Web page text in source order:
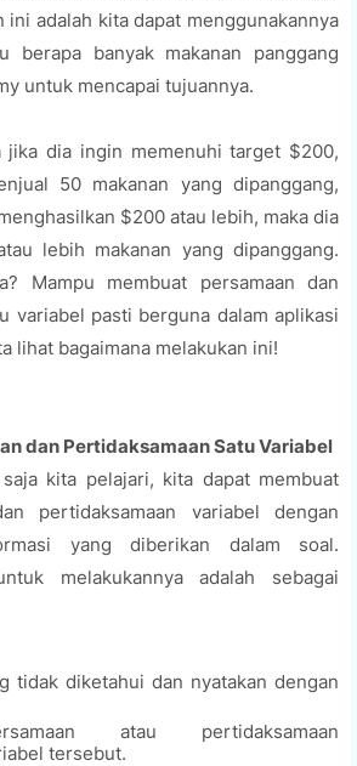
ini adalah kita dapat menggunakannya
berapa banyak makanan panggang
untuk mencapai tujuannya.
jika dia ingin memenuhi target $200,
50 makanan yang dipanggang,
$200 atau lebih, maka dia
lebih makanan yang dipanggang.
Mampu membuat persamaan dan
variabel pasti berguna dalam aplikasi
lihat bagaimana melakukan ini!
dan Pertidaksamaan Satu Variabel
kita pelajari, kita dapat membuat
pertidaksamaan variabel dengan
yang diberikan dalam soal.
melakukannya adalah sebagai
tidak diketahui dan nyatakan dengan
atau pertidaksamaan
tersebut.